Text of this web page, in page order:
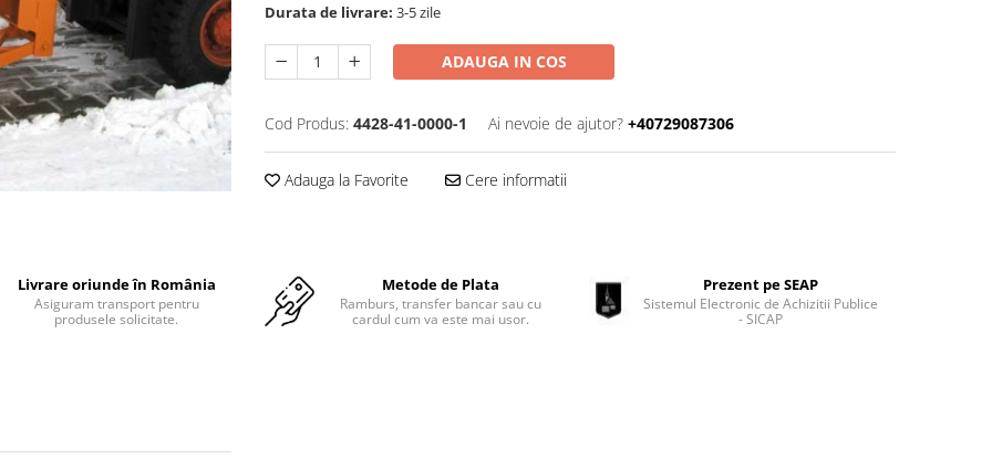
Durata de livrare: 3-5 zile
ADAUGA IN COS
Cod Produs: 4428-41-0000-1 Ai nevoie de ajutor? +40729087306
Adauga la Favorite Cere informatii
Livrare oriunde în România
Asiguram transport pentru
produsele solicitate.
Metode de Plata
Ramburs, transfer bancar sau cu
cardul cum va este mai usor.
Prezent pe SEAP
Sistemul Electronic de Achizitii Publice
- SICAP